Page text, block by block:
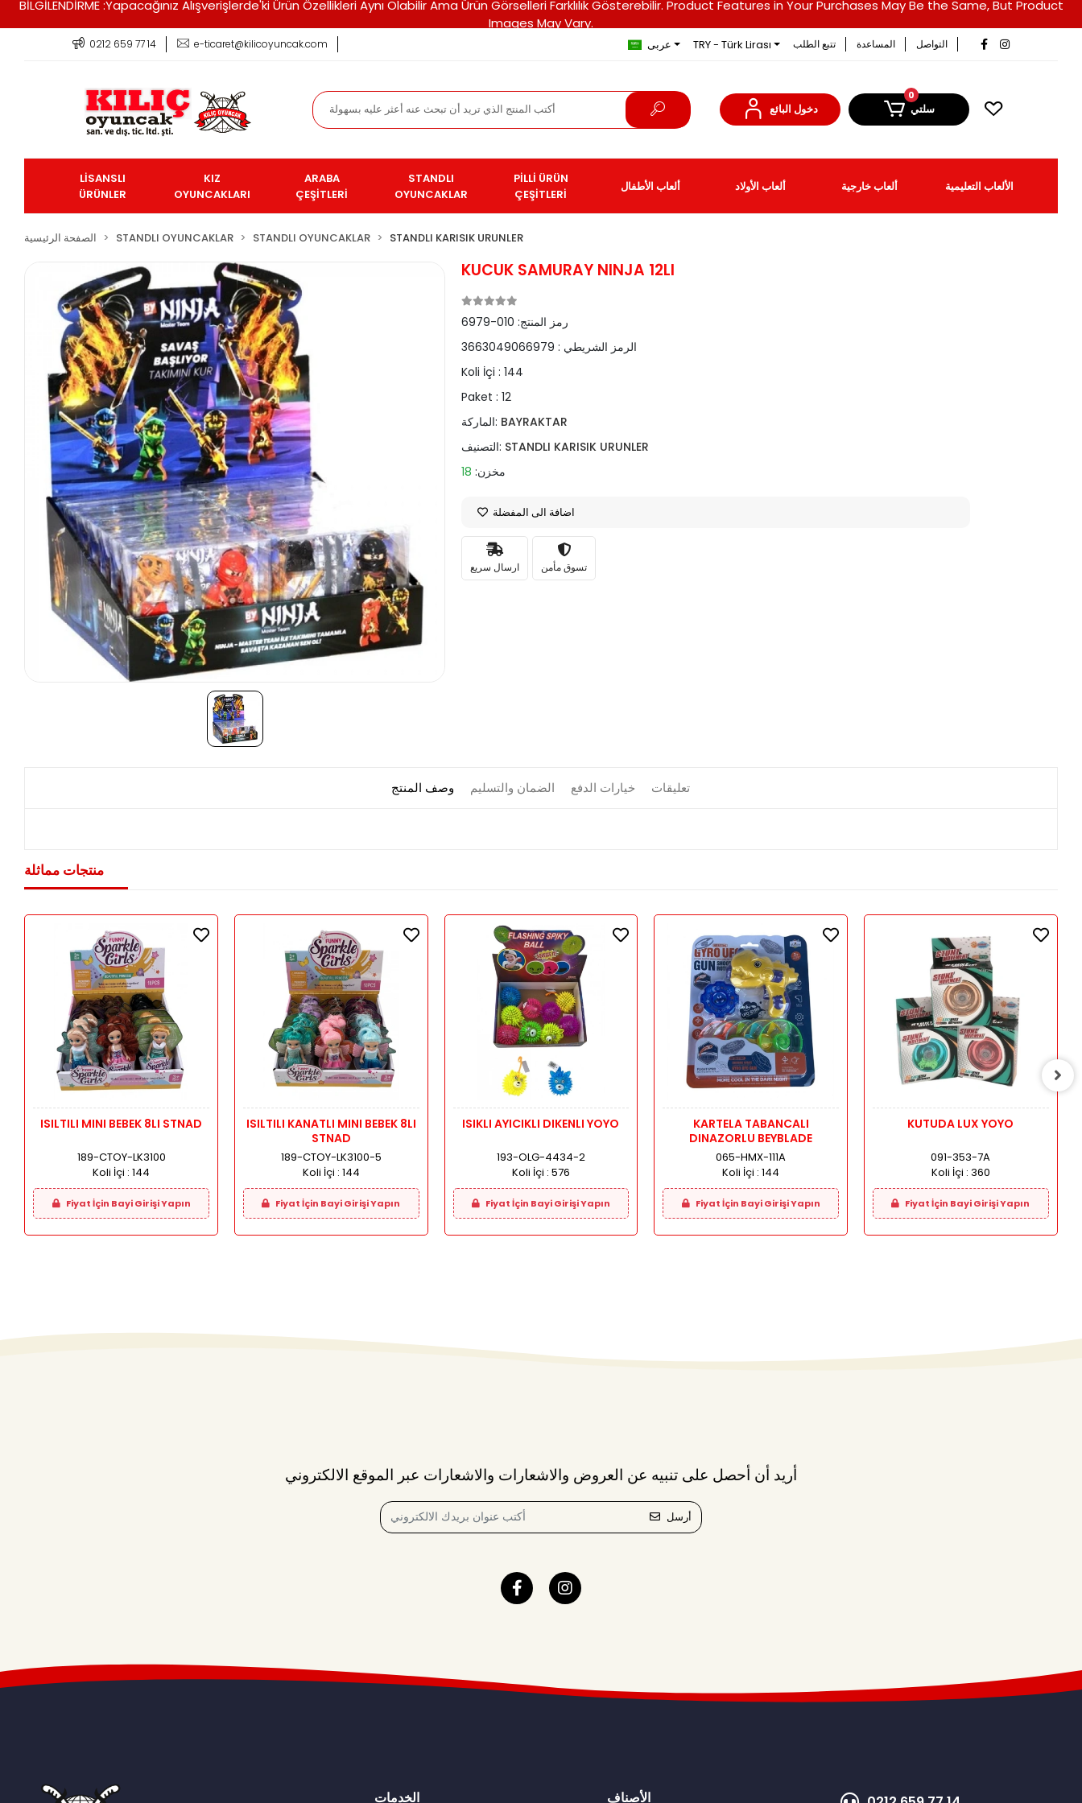
BİLGİLENDİRME :Yapacağınız Alışverişlerde'ki Ürün Özellikleri Aynı Olabilir Ama Ürün Görselleri Farklılık Gösterebilir. Product Features in Your Purchases May Be the Same, But Product
Images May Vary.
0212 659 77 14 e-ticaret@kilicoyuncak.com عربى TRY - Türk Lirası تتبع الطلب المساعدة التواصل
دخول البائع
0
سلتي
LİSANSLI
ÜRÜNLER
KIZ
OYUNCAKLARI
ARABA
ÇEŞİTLERİ
STANDLI
OYUNCAKLAR
PİLLİ ÜRÜN
ÇEŞİTLERİ
ألعاب الأطفال ألعاب الأولاد ألعاب خارجية الألعاب التعليمية
الصفحة الرئيسية STANDLI OYUNCAKLAR STANDLI OYUNCAKLAR STANDLI KARISIK URUNLER
KUCUK SAMURAY NINJA 12LI
رمز المنتج: 010-6979
الرمز الشريطي : 3663049066979
Koli İçi :144
Paket :12
الماركة: BAYRAKTAR
التصنيف: STANDLI KARISIK URUNLER
مخزن: 18
اضافة الى المفضلة
ارسال سريع تسوق مأمن
وصف المنتج الضمان والتسليم خيارات الدفع تعليقات
منتجات مماثلة
ISILTILI MINI BEBEK 8LI STNAD
189-CTOY-LK3100
Koli İçi :144
Fiyat İçin Bayi Girişi Yapın
ISILTILI KANATLI MINI BEBEK 8LI
STNAD
189-CTOY-LK3100-5
Koli İçi : 144
Fiyat İçin Bayi Girişi Yapın
ISIKLI AYICIKLI DIKENLI YOYO
193-OLG-4434-2
Koli İçi : 576
Fiyat İçin Bayi Girişi Yapın
KARTELA TABANCALI
DINAZORLU BEYBLADE
065-HMX-111A
Koli İçi :144
Fiyat İçin Bayi Girişi Yapın
KUTUDA LUX YOYO
091-353-7A
Koli İçi : 360
Fiyat İçin Bayi Girişi Yapın
أريد أن أحصل على تنبيه عن العروض والاشعارات والاشعارات عبر الموقع الالكتروني
أرسل
الخدمات الأصناف